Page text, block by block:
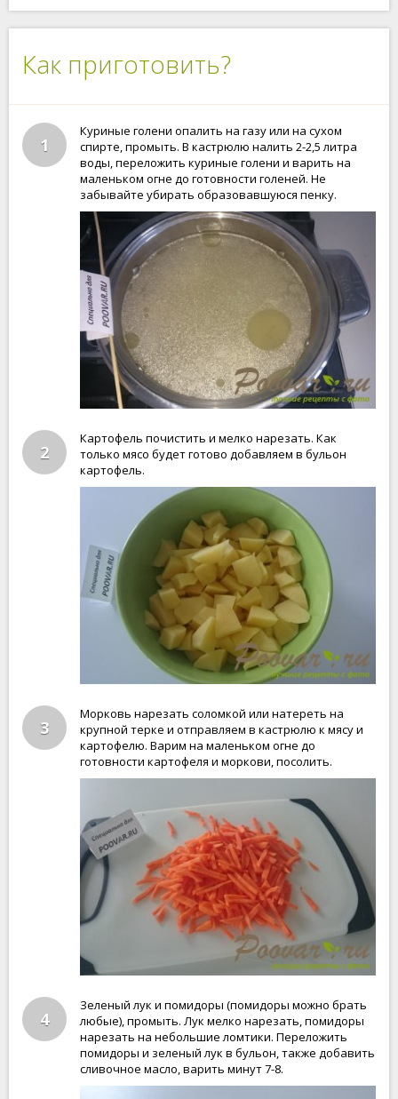
Как приготовить?
1
Куриные голени опалить на газу или на сухом
спирте, промыть. В кастрюлю налить 2-2,5 литра
воды, переложить куриные голени и варить на
маленьком огне до готовности голеней. Не
забывайте убирать образовавшуюся пенку.
2
Картофель почистить и мелко нарезать. Как
только мясо будет готово добавляем в бульон
картофель.
3
Морковь нарезать соломкой или натереть на
крупной терке и отправляем в кастрюлю к мясу и
картофелю. Варим на маленьком огне до
готовности картофеля и моркови, посолить.
4
Зеленый лук и помидоры (помидоры можно брать
любые), промыть. Лук мелко нарезать, помидоры
нарезать на небольшие ломтики. Переложить
помидоры и зеленый лук в бульон, также добавить
сливочное масло, варить минут 7-8.